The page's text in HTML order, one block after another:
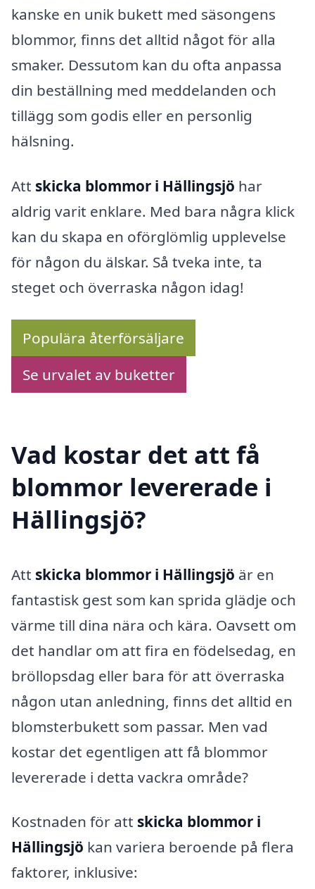
kanske en unik bukett med säsongens
blommor, finns det alltid något för alla
smaker. Dessutom kan du ofta anpassa
din beställning med meddelanden och
tillägg som godis eller en personlig
hälsning.
Att skicka blommor i Hällingsjö har
aldrig varit enklare. Med bara några klick
kan du skapa en oförglömlig upplevelse
för någon du älskar. Så tveka inte, ta
steget och överraska någon idag!
Populära återförsäljare
Se urvalet av buketter
Vad kostar det att få
blommor levererade i
Hällingsjö?
Att skicka blommor i Hällingsjö är en
fantastisk gest som kan sprida glädje och
värme till dina nära och kära. Oavsett om
det handlar om att fira en födelsedag, en
bröllopsdag eller bara för att överraska
någon utan anledning, finns det alltid en
blomsterbukett som passar. Men vad
kostar det egentligen att få blommor
levererade i detta vackra område?
Kostnaden för att skicka blommor i
Hällingsjö kan variera beroende på flera
faktorer, inklusive: